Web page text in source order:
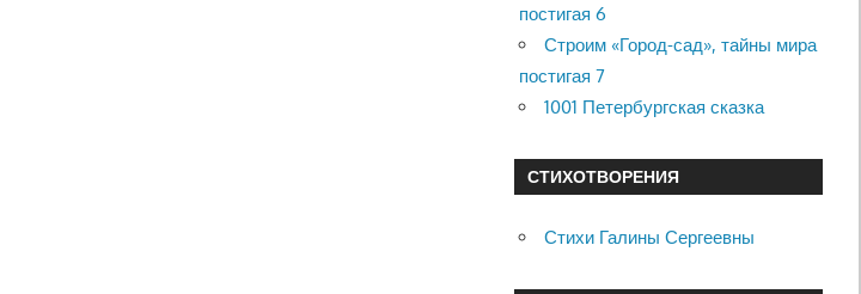
постигая 6
Строим «Город-сад», тайны мира
постигая 7
1001 Петербургская сказка
СТИХОТВОРЕНИЯ
Стихи Галины Сергеевны